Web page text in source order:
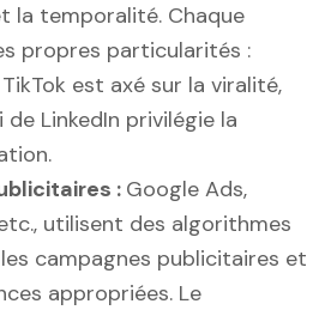
la temporalité. Chaque
propres particularités :
est axé sur la viralité,
LinkedIn privilégie la
: Google Ads,
utilisent des algorithmes
campagnes publicitaires et
appropriées. Le